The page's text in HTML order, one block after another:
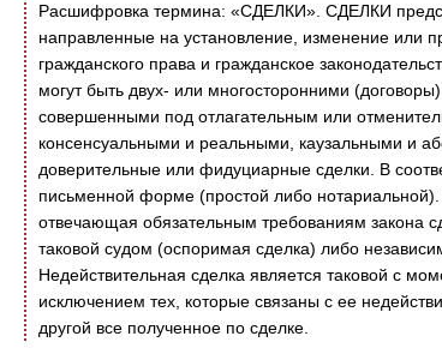
Расшифровка термина: «СДЕЛКИ». СДЕЛКИ
направленные на установление, изменение или
гражданского права и гражданское
могут быть двух- или многосторонними
совершенными под отлагательным или
консенсуальными и реальными, каузальными и
доверительные или фидуциарные сделки. В
письменной форме (простой либо нотариальной).
отвечающая обязательным требованиям закона
таковой судом (оспоримая сделка) либо
Недействительная сделка является таковой с
исключением тех, которые связаны с ее
другой все полученное по сделке.